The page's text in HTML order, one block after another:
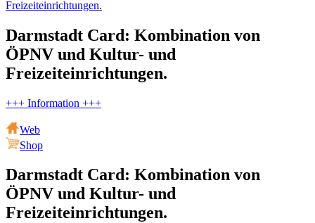
Darmstadt Card: Kombination von
ÖPNV und Kultur- und
Freizeiteinrichtungen.
+++ Information +++
Web
Shop
Darmstadt Card: Kombination von
ÖPNV und Kultur- und
Freizeiteinrichtungen.